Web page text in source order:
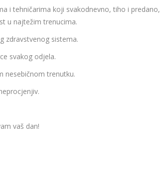
i tehničarima koji svakodnevno, tiho i predano,
u najtežim trenucima.
zdravstvenog sistema.
svakog odjela.
nesebičnom trenutku.
vaš dan!